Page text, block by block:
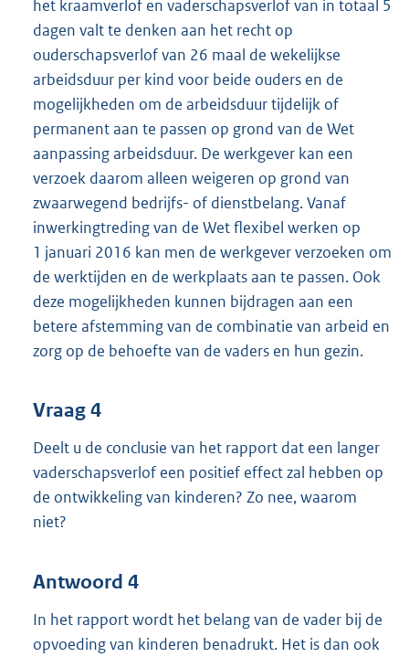
het kraamverlof en vaderschapsverlof van in totaal 5
dagen valt te denken aan het recht op
ouderschapsverlof van 26 maal de wekelijkse
arbeidsduur per kind voor beide ouders en de
mogelijkheden om de arbeidsduur tijdelijk of
permanent aan te passen op grond van de Wet
aanpassing arbeidsduur. De werkgever kan een
verzoek daarom alleen weigeren op grond van
zwaarwegend bedrijfs- of dienstbelang. Vanaf
inwerkingtreding van de Wet flexibel werken op
1 januari 2016 kan men de werkgever verzoeken om
de werktijden en de werkplaats aan te passen. Ook
deze mogelijkheden kunnen bijdragen aan een
betere afstemming van de combinatie van arbeid en
zorg op de behoefte van de vaders en hun gezin.
Vraag 4
Deelt u de conclusie van het rapport dat een langer
vaderschapsverlof een positief effect zal hebben op
de ontwikkeling van kinderen? Zo nee, waarom
niet?
Antwoord 4
In het rapport wordt het belang van de vader bij de
opvoeding van kinderen benadrukt. Het is dan ook